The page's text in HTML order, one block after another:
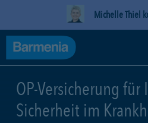
Michelle Thiel
OP-Versicherung
Sicherheit im